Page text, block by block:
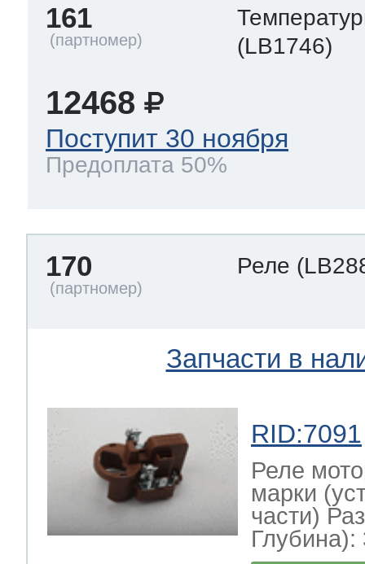
161
(LB1746)
12468
Поступит 30 ноября
Предоплата 50%
170 Реле
Запчасти в
RID:7091
Реле
марки
части)
Глубина):